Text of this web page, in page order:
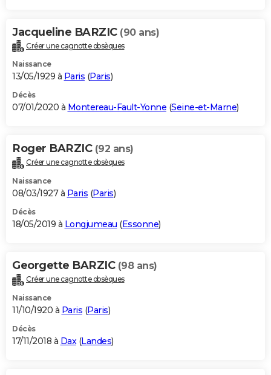
Jacqueline BARZIC (90 ans)
Créer une cagnotte obsèques
Naissance
13/05/1929 à Paris (Paris)
Décès
07/01/2020 à Montereau-Fault-Yonne (Seine-et-Marne)
Roger BARZIC (92 ans)
Créer une cagnotte obsèques
Naissance
08/03/1927 à Paris (Paris)
Décès
18/05/2019 à Longjumeau (Essonne)
Georgette BARZIC (98 ans)
Créer une cagnotte obsèques
Naissance
11/10/1920 à Paris (Paris)
Décès
17/11/2018 à Dax(Landes)